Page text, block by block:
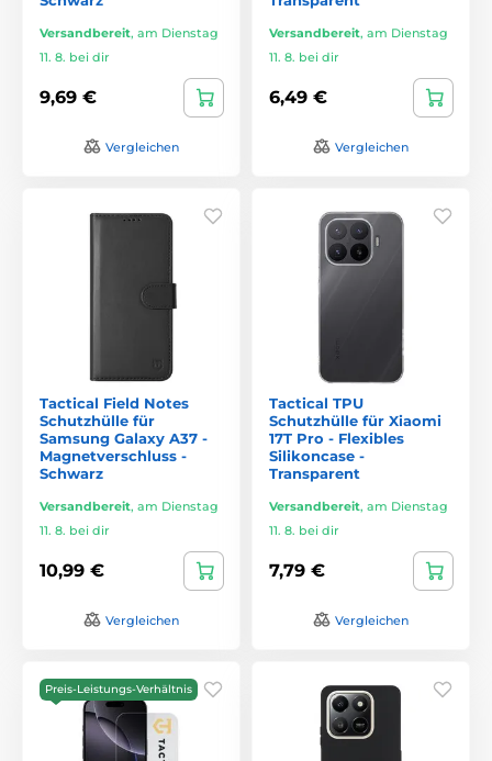
Versandbereit, am Dienstag
11. 8. bei dir
9,69 €
Vergleichen
Versandbereit, am Dienstag
11. 8. bei dir
6,49 €
Vergleichen
Tactical Field Notes
Schutzhülle für
Samsung Galaxy A37 -
Magnetverschluss -
Schwarz
Versandbereit, am Dienstag
11. 8. bei dir
10,99 €
Vergleichen
Tactical TPU
Schutzhülle für Xiaomi
17T Pro - Flexibles
Silikoncase -
Transparent
Versandbereit, am Dienstag
11. 8. bei dir
7,79 €
Vergleichen
Preis-Leistungs-Verhältnis